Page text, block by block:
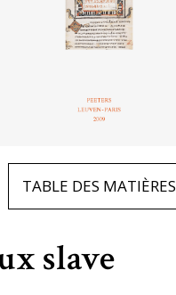
TABLE DES MATIÈRES
slave